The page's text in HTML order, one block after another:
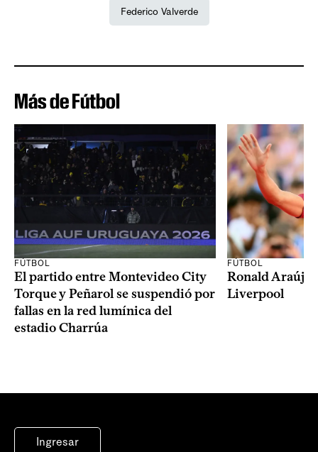
Federico Valverde
Más de Fútbol
FÚTBOL
El partido entre Montevideo City
Torque y Peñarol se suspendió por
fallas en la red lumínica del
estadio Charrúa
FÚTBOL
Ronald Araújo
Liverpool
Ingresar